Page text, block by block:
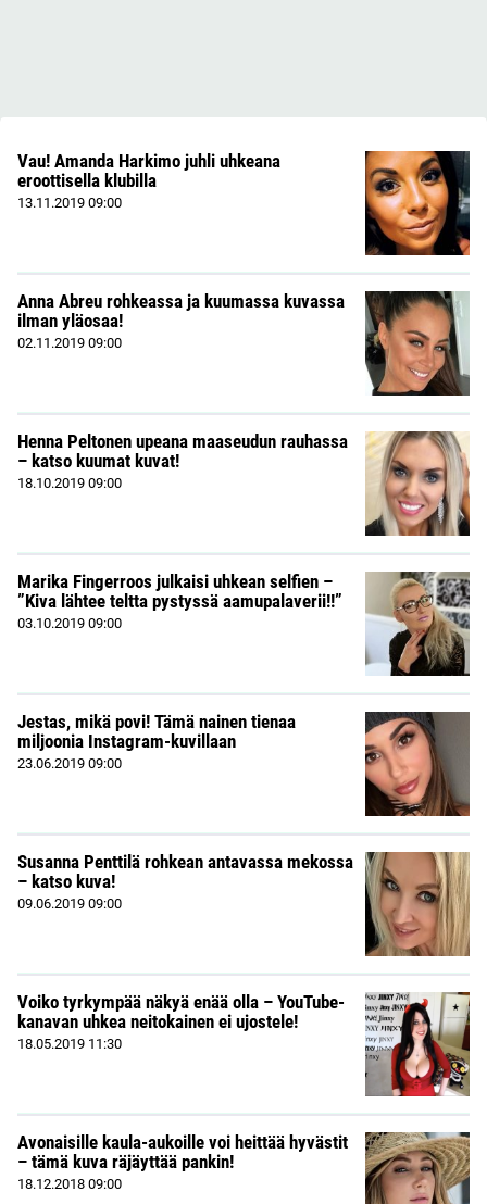
Vau! Amanda Harkimo juhli uhkeana
eroottisella klubilla
13.11.2019 09:00
Anna Abreu rohkeassa ja kuumassa kuvassa
ilman yläosaa!
02.11.2019 09:00
Henna Peltonen upeana maaseudun rauhassa
– katso kuumat kuvat!
18.10.2019 09:00
Marika Fingerroos julkaisi uhkean selfien –
”Kiva lähtee teltta pystyssä aamupalaverii!!”
03.10.2019 09:00
Jestas, mikä povi! Tämä nainen tienaa
miljoonia Instagram-kuvillaan
23.06.2019 09:00
Susanna Penttilä rohkean antavassa mekossa
– katso kuva!
09.06.2019 09:00
Voiko tyrkympää näkyä enää olla – YouTube-
kanavan uhkea neitokainen ei ujostele!
18.05.2019 11:30
Avonaisille kaula-aukoille voi heittää hyvästit
– tämä kuva räjäyttää pankin!
18.12.2018 09:00